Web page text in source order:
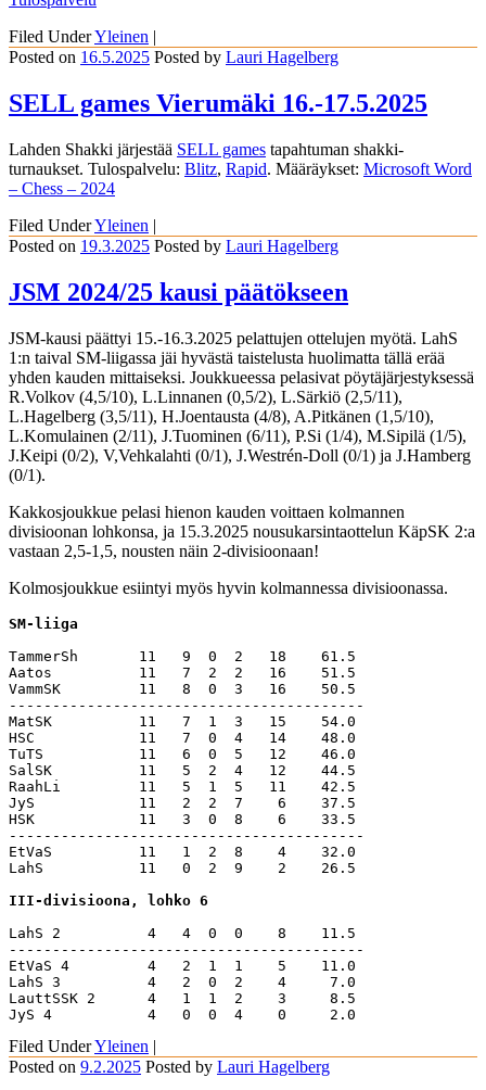
Filed UnderYleinen |
Posted on 16.5.2025 Posted by Lauri Hagelberg
SELL games Vierumäki 16.-17.5.2025
Lahden Shakki järjestää SELL games tapahtuman shakki-
turnaukset. Tulospalvelu: Blitz, Rapid. Määräykset: Microsoft Word
– Chess – 2024
Filed UnderYleinen |
Posted on 19.3.2025 Posted by Lauri Hagelberg
JSM 2024/25 kausi päätökseen
JSM-kausi päättyi 15.-16.3.2025 pelattujen ottelujen myötä. LahS
1:n taival SM-liigassa jäi hyvästä taistelusta huolimatta tällä erää
yhden kauden mittaiseksi. Joukkueessa pelasivat pöytäjärjestyksessä
R.Volkov (4,5/10), L.Linnanen (0,5/2), L.Särkiö (2,5/11),
L.Hagelberg (3,5/11), H.Joentausta (4/8), A.Pitkänen (1,5/10),
L.Komulainen (2/11), J.Tuominen (6/11), P.Si (1/4), M.Sipilä (1/5),
J.Keipi (0/2), V,Vehkalahti (0/1), J.Westrén-Doll (0/1) ja J.Hamberg
(0/1).
Kakkosjoukkue pelasi hienon kauden voittaen kolmannen
divisioonan lohkonsa, ja 15.3.2025 nousukarsintaottelun KäpSK 2:a
vastaan 2,5-1,5, nousten näin 2-divisioonaan!
Kolmosjoukkue esiintyi myös hyvin kolmannessa divisioonassa.
SM-liiga
TammerSh       11   9  0  2   18    61.5
Aatos          11   7  2  2   16    51.5
VammSK         11   8  0  3   16    50.5
-----------------------------------------
MatSK          11   7  1  3   15    54.0
HSC            11   7  0  4   14    48.0
TuTS           11   6  0  5   12    46.0
SalSK          11   5  2  4   12    44.5
RaahLi         11   5  1  5   11    42.5
JyS            11   2  2  7    6    37.5
HSK            11   3  0  8    6    33.5
-----------------------------------------
EtVaS          11   1  2  8    4    32.0
LahS           11   0  2  9    2    26.5
III-divisioona, lohko 6
LahS 2          4   4  0  0    8    11.5
-----------------------------------------
EtVaS 4         4   2  1  1    5    11.0
LahS 3          4   2  0  2    4     7.0
LauttSSK 2      4   1  1  2    3     8.5
JyS 4           4   0  0  4    0     2.0
Filed UnderYleinen |
Posted on 9.2.2025 Posted by Lauri Hagelberg